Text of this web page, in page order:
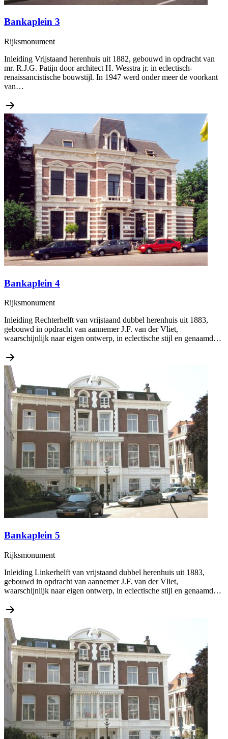
Bankaplein 3
Rijksmonument
Inleiding Vrijstaand herenhuis uit 1882, gebouwd in opdracht van
mr. R.J.G. Patijn door architect H. Wesstra jr. in eclectisch-
renaissancistische bouwstijl. In 1947 werd onder meer de voorkant
van…
Bankaplein 4
Rijksmonument
Inleiding Rechterhelft van vrijstaand dubbel herenhuis uit 1883,
gebouwd in opdracht van aannemer J.F. van der Vliet,
waarschijnlijk naar eigen ontwerp, in eclectische stijl en genaamd…
Bankaplein 5
Rijksmonument
Inleiding Linkerhelft van vrijstaand dubbel herenhuis uit 1883,
gebouwd in opdracht van aannemer J.F. van der Vliet,
waarschijnlijk naar eigen ontwerp, in eclectische stijl en genaamd…